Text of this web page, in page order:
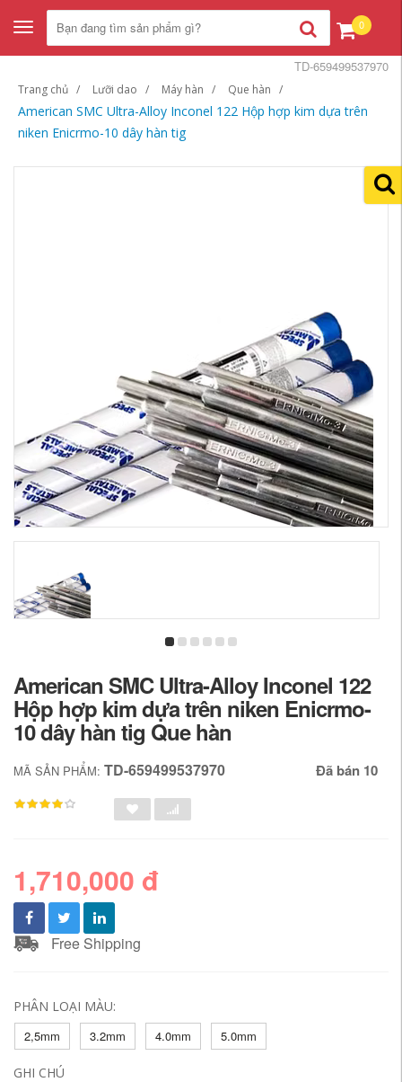
Toggle
navigation
0
Trang chủ Lưỡi dao Máy hàn Que hàn
American SMC Ultra-Alloy Inconel 122 Hộp hợp kim dựa trên
niken Enicrmo-10 dây hàn tig
TD-659499537970
American SMC Ultra-Alloy Inconel 122
Hộp hợp kim dựa trên niken Enicrmo-
10 dây hàn tig Que hàn
MÃ SẢN PHẨM: TD-659499537970 Đã bán 10
1,710,000 đ
Free Shipping
PHÂN LOẠI MÀU:
2,5mm
3.2mm 4.0mm 5.0mm
GHI CHÚ